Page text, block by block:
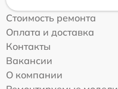
Стоимость ремонта
Оплата и доставка
Контакты
Вакансии
О компании